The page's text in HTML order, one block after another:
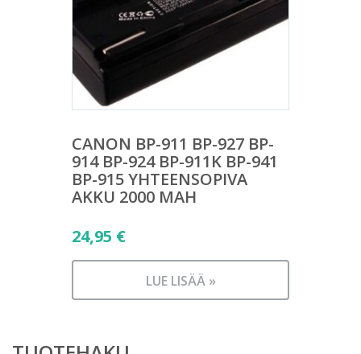
CANON BP-911 BP-927 BP-
914 BP-924 BP-911K BP-941
BP-915 YHTEENSOPIVA
AKKU 2000 MAH
24,95 €
LUE LISÄÄ »